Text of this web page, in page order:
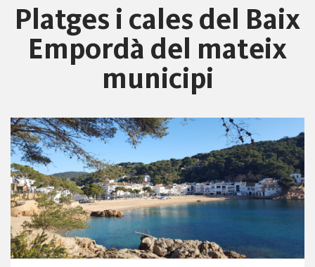
Platges i cales del Baix
Empordà del mateix
municipi